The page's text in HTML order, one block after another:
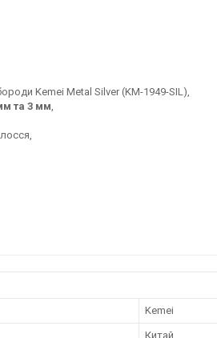
Kemei Metal Silver (KM-1949-SIL),
та 3 мм,
Kemei
Китай